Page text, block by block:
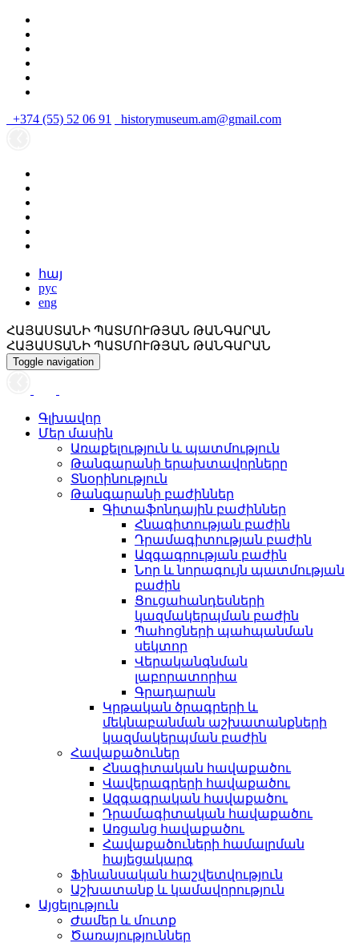
+374 (55) 52 06 91 historymuseum.am@gmail.com
հայ
рус
eng
ՀԱՅԱՍՏԱՆԻ ՊԱՏՄՈՒԹՅԱՆ ԹԱՆԳԱՐԱՆ
ՀԱՅԱՍՏԱՆԻ ՊԱՏՄՈՒԹՅԱՆ ԹԱՆԳԱՐԱՆ
Toggle navigation
Գլխավոր
Մեր մասին
Առաքելություն և պատմություն
Թանգարանի երախտավորները
Տնօրինություն
Թանգարանի բաժիններ
Գիտաֆոնդային բաժիններ
Հնագիտության բաժին
Դրամագիտության բաժին
Ազգագրության բաժին
Նոր և նորագույն պատմության
բաժին
Ցուցահանդեսների
կազմակերպման բաժին
Պահոցների պահպանման
սեկտոր
Վերականգնման
լաբորատորիա
Գրադարան
Կրթական ծրագրերի և
մեկնաբանման աշխատանքների
կազմակերպման բաժին
Հավաքածուներ
Հնագիտական հավաքածու
Վավերագրերի հավաքածու
Ազգագրական հավաքածու
Դրամագիտական հավաքածու
Առցանց հավաքածու
Հավաքածուների համալրման
հայեցակարգ
Ֆինանսական հաշվետվություն
Աշխատանք և կամավորություն
Այցելություն
Ժամեր և մուտք
Ծառայություններ